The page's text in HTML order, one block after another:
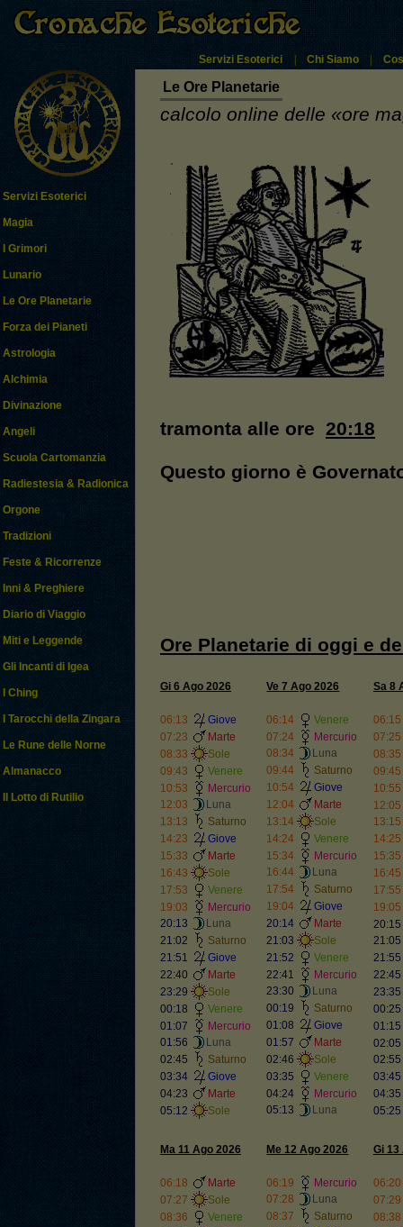
Servizi Esoterici | Chi Siamo |
Servizi Esoterici
Magia
I Grimori
Lunario
Le Ore Planetarie
Forza dei Pianeti
Astrologia
Alchimia
Divinazione
Angeli
Scuola Cartomanzia
Radiestesia & Radionica
Orgone
Tradizioni
Feste & Ricorrenze
Inni & Preghiere
Diario di Viaggio
Miti e Leggende
Gli Incanti di Igea
I Ching
I Tarocchi della Zingara
Le Rune delle Norne
Almanacco
Il Lotto di Rutilio
Le Ore Planetarie
calcolo online delle «ore
tramonta alle ore 20:18
Questo giorno è
Ore Planetarie di oggi e
Gi 6 Ago 2026
06:13
Giove
07:23
Marte
08:33
Sole
09:43
Venere
10:53
Mercurio
12:03
Luna
13:13
Saturno
14:23
Giove
15:33
Marte
16:43
Sole
17:53
Venere
19:03
Mercurio
20:13
Luna
21:02
Saturno
21:51
Giove
22:40
Marte
23:29
Sole
00:18
Venere
01:07
Mercurio
01:56
Luna
02:45
Saturno
03:34
Giove
04:23
Marte
05:12
Sole
Ve 7 Ago 2026
06:14
Venere
07:24
Mercurio
08:34
Luna
09:44
Saturno
10:54
Giove
12:04
Marte
13:14
Sole
14:24
Venere
15:34
Mercurio
16:44
Luna
17:54
Saturno
19:04
Giove
20:14
Marte
21:03
Sole
21:52
Venere
22:41
Mercurio
23:30
Luna
00:19
Saturno
01:08
Giove
01:57
Marte
02:46
Sole
03:35
Venere
04:24
Mercurio
05:13
Luna
Sa 8
06:15
07:25
08:35
09:45
10:55
12:05
13:15
14:25
15:35
16:45
17:55
19:05
20:15
21:05
21:55
22:45
23:35
00:25
01:15
02:05
02:55
03:45
04:35
05:25
Ma 11 Ago 2026
06:18
Marte
07:27
Sole
08:36
Venere
Me 12 Ago 2026
06:19
Mercurio
07:28
Luna
08:37
Saturno
Gi 13
06:20
07:29
08:38